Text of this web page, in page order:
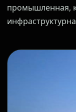
промышленная,